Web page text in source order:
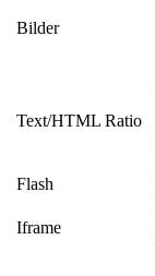
Bilder
Text/HTML Ratio
Flash
Iframe